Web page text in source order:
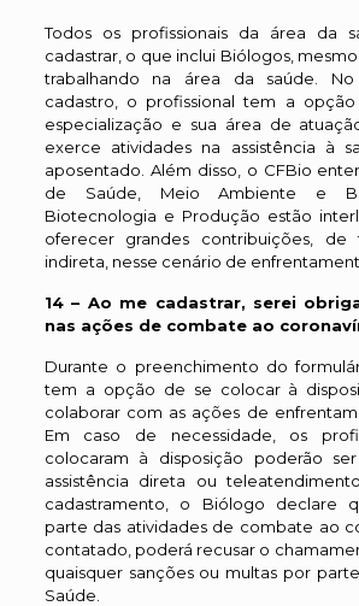
Todos os profissionais da área da
cadastrar, o que inclui Biólogos,
trabalhando na área da saúde. No
cadastro, o profissional tem a
especialização e sua área de
exerce atividades na assistência à
aposentado. Além disso, o CFBio
de Saúde, Meio Ambiente e
Biotecnologia e Produção estão
oferecer grandes contribuições,
indireta, nesse cenário de
14 – Ao me cadastrar, serei
nas ações de combate ao
Durante o preenchimento do
tem a opção de se colocar à
colaborar com as ações de
Em caso de necessidade, os
colocaram à disposição poderão
assistência direta ou
cadastramento, o Biólogo declare
parte das atividades de combate ao
contatado, poderá recusar o
quaisquer sanções ou multas por
Saúde.